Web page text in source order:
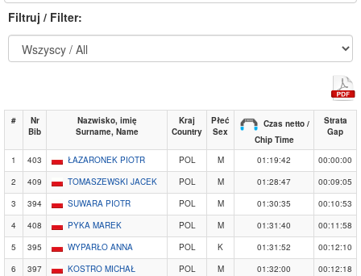
Filtruj / Filter:
#
Nr
Bib
Nazwisko, imię
Surname, Name
Kraj
Country
Płeć
Sex
Czas netto /
Chip Time
Strata
Gap
1 403 ŁAZARONEK PIOTR POL M 01:19:42
00:00:00
2
409 TOMASZEWSKI JACEK POL M 01:28:47
00:09:05
3
394 SUWARA PIOTR POL M 01:30:35
00:10:53
4
408 PYKA MAREK POL M 01:31:40
00:11:58
5
395 WYPARŁO ANNA POL K 01:31:52
00:12:10
6
397 KOSTRO MICHAŁ POL M 01:32:00
00:12:18